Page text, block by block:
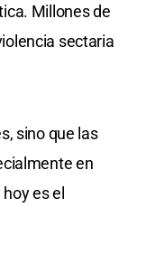
Millones de
sectaria
sino que las
en
es el